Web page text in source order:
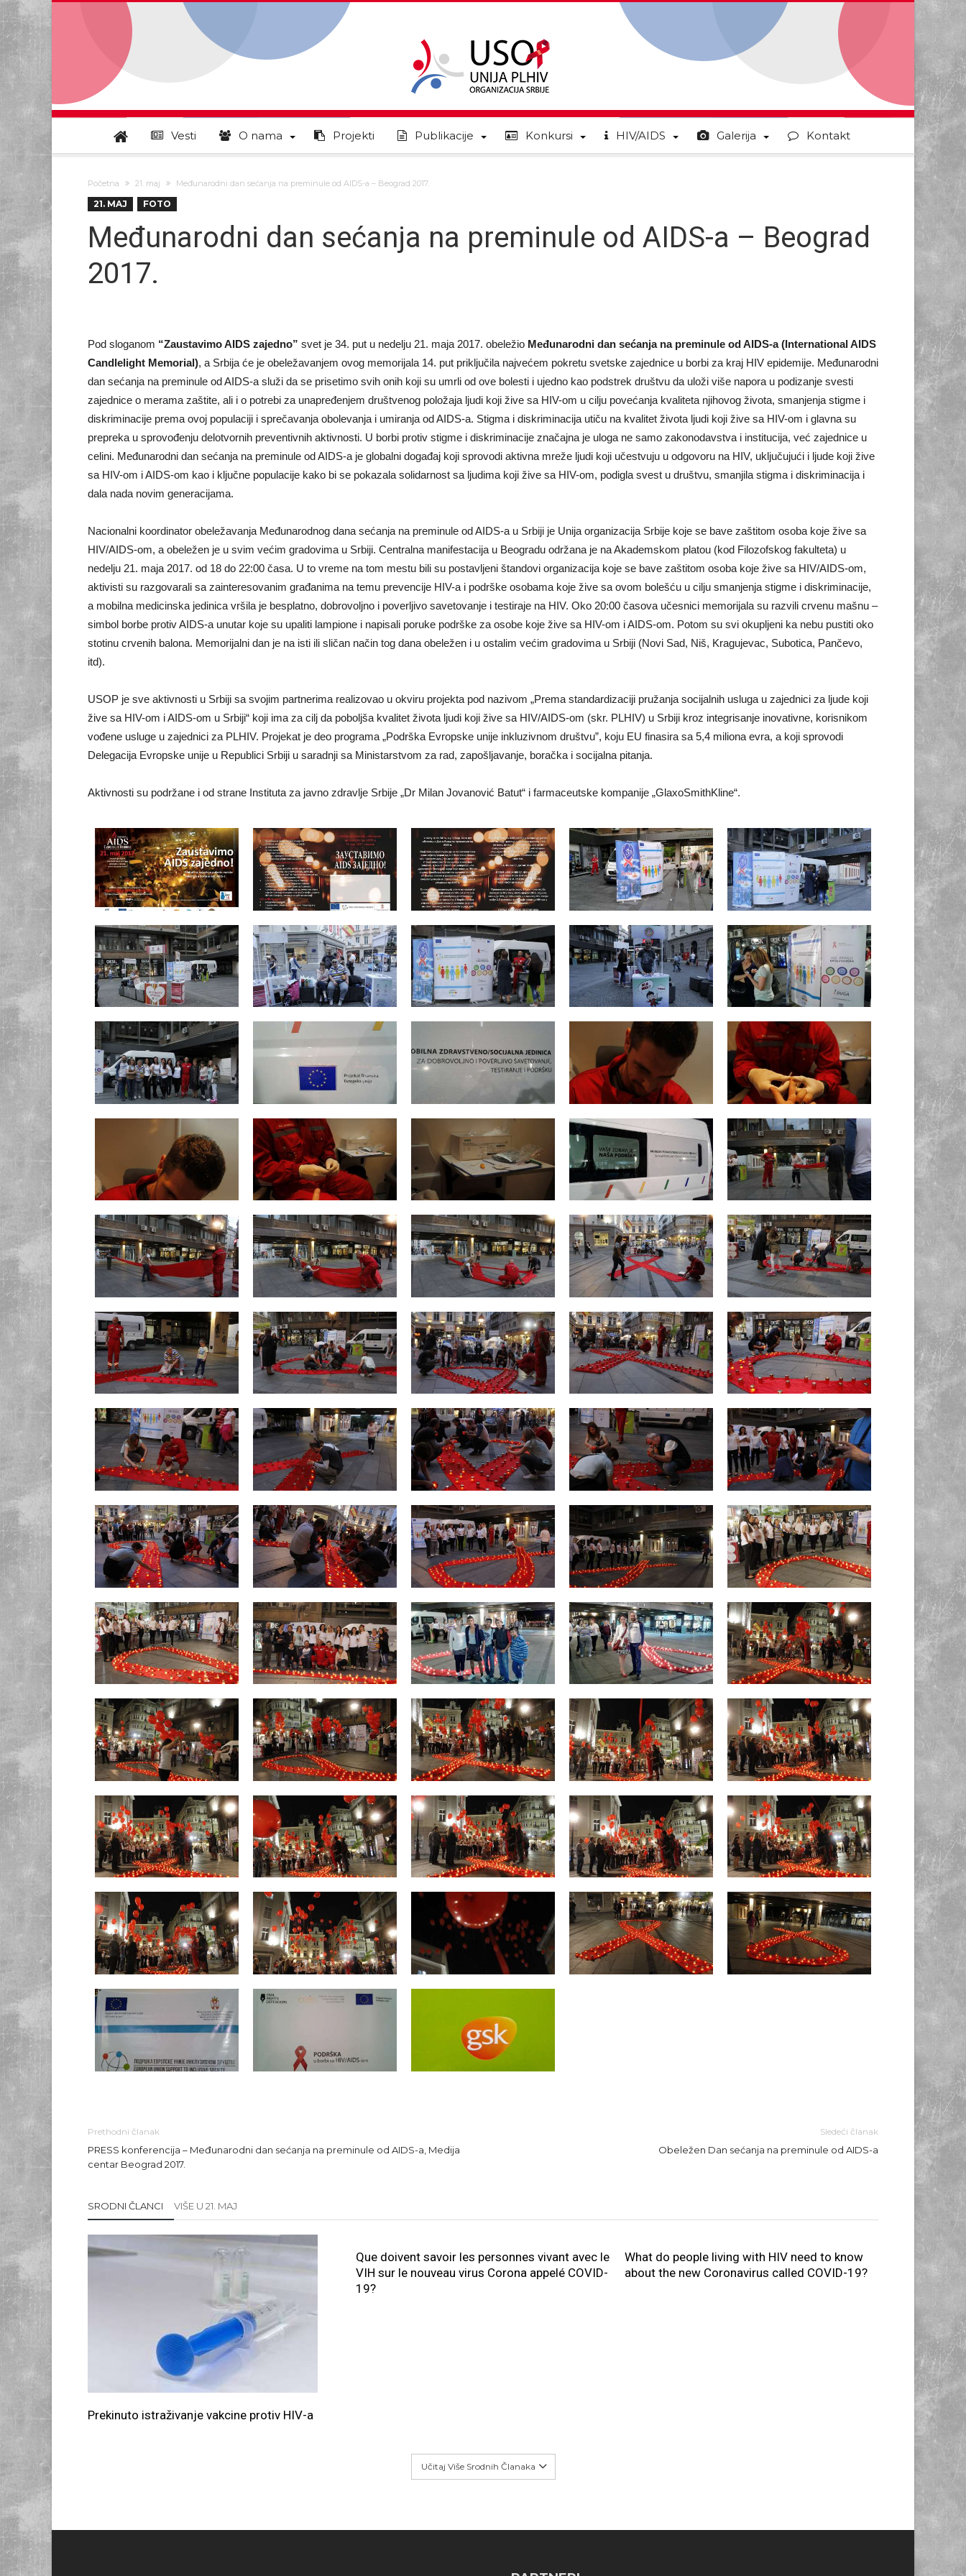
Vesti O nama Projekti Publikacije Konkursi HIV/AIDS Galerija Kontakt
Početna 21. maj Međunarodni dan sećanja na preminule od AIDS-a – Beograd 2017.
21. MAJ FOTO
Međunarodni dan sećanja na preminule od AIDS-a – Beograd
2017.
Pod sloganom “Zaustavimo AIDS zajedno” svet je 34. put u nedelju 21. maja 2017. obeležio Međunarodni dan sećanja na preminule od AIDS-a (International AIDS
Candlelight Memorial), a Srbija će je obeležavanjem ovog memorijala 14. put priključila najvećem pokretu svetske zajednice u borbi za kraj HIV epidemije. Međunarodni
dan sećanja na preminule od AIDS-a služi da se prisetimo svih onih koji su umrli od ove bolesti i ujedno kao podstrek društvu da uloži više napora u podizanje svesti
zajednice o merama zaštite, ali i o potrebi za unapređenjem društvenog položaja ljudi koji žive sa HIV-om u cilju povećanja kvaliteta njihovog života, smanjenja stigme i
diskriminacije prema ovoj populaciji i sprečavanja obolevanja i umiranja od AIDS-a. Stigma i diskriminacija utiču na kvalitet života ljudi koji žive sa HIV-om i glavna su
prepreka u sprovođenju delotvornih preventivnih aktivnosti. U borbi protiv stigme i diskriminacije značajna je uloga ne samo zakonodavstva i institucija, već zajednice u
celini. Međunarodni dan sećanja na preminule od AIDS-a je globalni događaj koji sprovodi aktivna mreže ljudi koji učestvuju u odgovoru na HIV, uključujući i ljude koji žive
sa HIV-om i AIDS-om kao i ključne populacije kako bi se pokazala solidarnost sa ljudima koji žive sa HIV-om, podigla svest u društvu, smanjila stigma i diskriminacija i
dala nada novim generacijama.
Nacionalni koordinator obeležavanja Međunarodnog dana sećanja na preminule od AIDS-a u Srbiji je Unija organizacija Srbije koje se bave zaštitom osoba koje žive sa
HIV/AIDS-om, a obeležen je u svim većim gradovima u Srbiji. Centralna manifestacija u Beogradu održana je na Akademskom platou (kod Filozofskog fakulteta) u
nedelju 21. maja 2017. od 18 do 22:00 časa. U to vreme na tom mestu bili su postavljeni štandovi organizacija koje se bave zaštitom osoba koje žive sa HIV/AIDS-om,
aktivisti su razgovarali sa zainteresovanim građanima na temu prevencije HIV-a i podrške osobama koje žive sa ovom bolešću u cilju smanjenja stigme i diskriminacije,
a mobilna medicinska jedinica vršila je besplatno, dobrovoljno i poverljivo savetovanje i testiraje na HIV. Oko 20:00 časova učesnici memorijala su razvili crvenu mašnu –
simbol borbe protiv AIDS-a unutar koje su upaliti lampione i napisali poruke podrške za osobe koje žive sa HIV-om i AIDS-om. Potom su svi okupljeni ka nebu pustiti oko
stotinu crvenih balona. Memorijalni dan je na isti ili sličan način tog dana obeležen i u ostalim većim gradovima u Srbiji (Novi Sad, Niš, Kragujevac, Subotica, Pančevo,
itd).
USOP je sve aktivnosti u Srbiji sa svojim partnerima realizovao u okviru projekta pod nazivom „Prema standardizaciji pružanja socijalnih usluga u zajednici za ljude koji
žive sa HIV-om i AIDS-om u Srbiji“ koji ima za cilj da poboljša kvalitet života ljudi koji žive sa HIV/AIDS-om (skr. PLHIV) u Srbiji kroz integrisanje inovativne, korisnikom
vođene usluge u zajednici za PLHIV. Projekat je deo programa „Podrška Evropske unije inkluzivnom društvu”, koju EU finasira sa 5,4 miliona evra, a koji sprovodi
Delegacija Evropske unije u Republici Srbiji u saradnji sa Ministarstvom za rad, zapošljavanje, boračka i socijalna pitanja.
Aktivnosti su podržane i od strane Instituta za javno zdravlje Srbije „Dr Milan Jovanović Batut“ i farmaceutske kompanije „GlaxoSmithKline“.
Prethodni članak
PRESS konferencija – Međunarodni dan sećanja na preminule od AIDS-a, Medija
centar Beograd 2017.
Sledeći članak
Obeležen Dan sećanja na preminule od AIDS-a
SRODNI ČLANCI VIŠE U 21. MAJ
Prekinuto istraživanje vakcine protiv HIV-a
Que doivent savoir les personnes vivant avec le
VIH sur le nouveau virus Corona appelé COVID-
19?
What do people living with HIV need to know
about the new Coronavirus called COVID-19?
Učitaj Više Srodnih Članaka